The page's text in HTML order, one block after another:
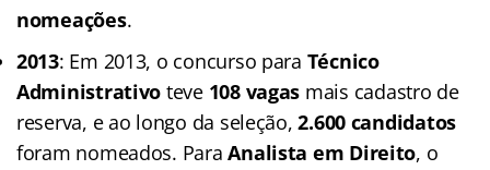
nomeações.
2013: Em 2013, o concurso para Técnico
Administrativo teve 108 vagas mais cadastro de
reserva, e ao longo da seleção,2.600 candidatos
foram nomeados. ParaAnalista em Direito, o